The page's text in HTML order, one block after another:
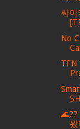
싸이
No
TEN